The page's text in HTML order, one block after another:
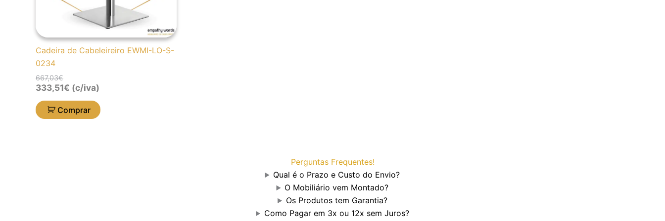
Cadeira de Cabeleireiro EWMI-LO-S-
0234
667,03€
333,51€ (c/iva)
Comprar
Perguntas Frequentes!
Qual é o Prazo e Custo do Envio?
O Mobiliário vem Montado?
Os Produtos tem Garantia?
Como Pagar em 3x ou 12x sem Juros?